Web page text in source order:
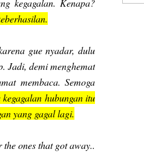
gue nyadar, dulu
Jadi, demi menghemat
membaca. Semoga
hubungan itu
yang gagal lagi.
ones that got away..